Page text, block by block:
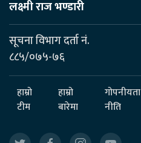
लक्ष्मी राज भण्डारी
सूचना विभाग दर्ता नं.
८८५/०७५-७६
हाम्रो
टीम
हाम्रो
बारेमा
गोपनीयता
नीति